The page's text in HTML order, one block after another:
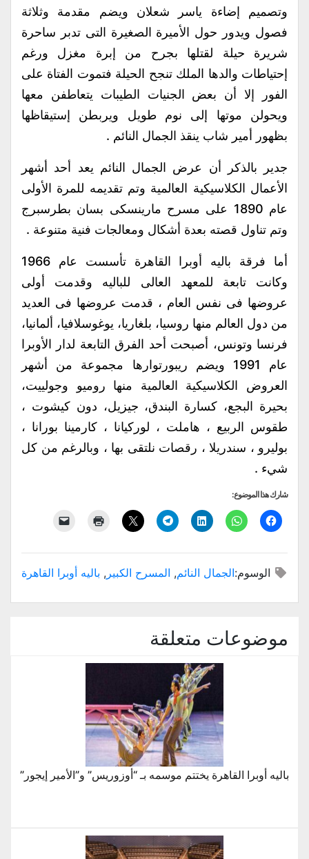
وتصميم إضاءة ياسر شعلان ويضم مقدمة وثلاثة
فصول ويدور حول الأميرة الصغيرة التى تدبر ساحرة
شريرة حيلة لقتلها بجرح من إبرة مغزل ورغم
إحتياطات والدها الملك تنجح الحيلة فتموت الفتاة على
الفور إلا أن بعض الجنيات الطيبات يتعاطفن معها
ويحولن موتها إلى نوم طويل ويربطن إستيقاظها
بظهور أمير شاب ينقذ الجمال النائم .
جدير بالذكر أن عرض الجمال النائم يعد أحد أشهر
الأعمال الكلاسيكية العالمية وتم تقديمه للمرة الأولى
عام 1890 على مسرح مارينسكى بسان بطرسبرج
وتم تناول قصته بعدة أشكال ومعالجات فنية متنوعة .
أما فرقة باليه أوبرا القاهرة تأسست عام 1966
وكانت تابعة للمعهد العالى للباليه وقدمت أولى
عروضها فى نفس العام ، قدمت عروضها فى العديد
من دول العالم منها روسيا، بلغاريا، يوغوسلافيا، ألمانيا،
فرنسا وتونس، أصبحت أحد الفرق التابعة لدار الأوبرا
عام 1991 ويضم ريبورتوارها مجموعة من أشهر
العروض الكلاسيكية العالمية منها روميو وجولييت،
بحيرة البجع، كسارة البندق، جيزيل، دون كيشوت ،
طقوس الربيع ، هاملت ، لوركيانا ، كارمينا بورانا ،
بوليرو ، سندريلا ، رقصات نلتقى بها ، وبالرغم من كل
شيء .
شارك هذا الموضوع:
الوسوم:الجمال النائم, المسرح الكبير , باليه أوبرا القاهرة
موضوعات متعلقة
باليه أوبرا القاهرة يختتم موسمه بـ “أوزوريس” و”الأمير إيجور”